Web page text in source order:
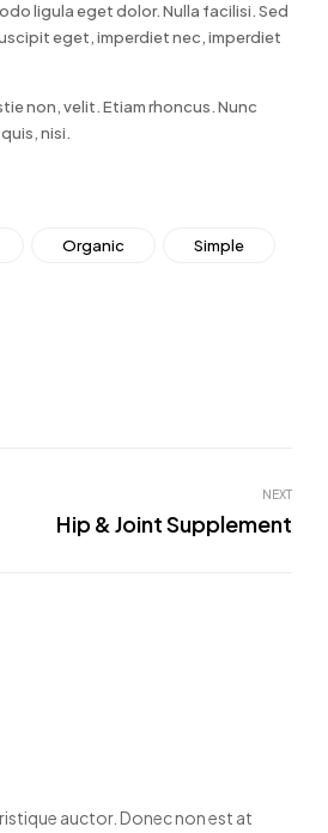
ligula eget dolor. Nulla facilisi. Sed
eget, imperdiet nec, imperdiet
non, velit. Etiam rhoncus. Nunc
nisi.
Organic Simple
NEXT
Hip & Joint Supplement
auctor. Donec non est at